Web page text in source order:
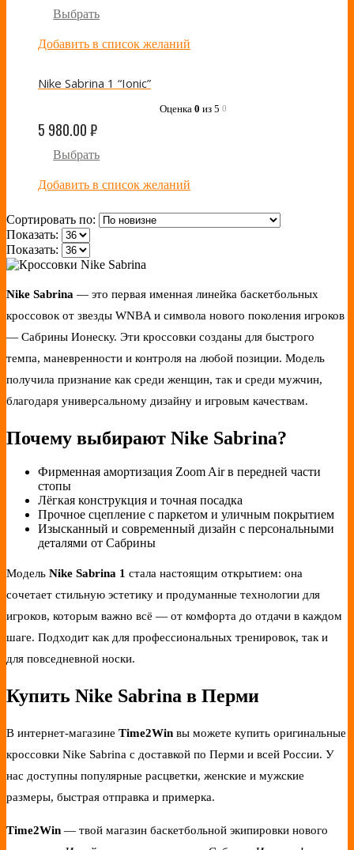
Выбрать
Добавить в список желаний
Nike Sabrina 1 “Ionic”
Оценка 0 из 5 0
5 980.00₽
Выбрать
Добавить в список желаний
Сортировать по:
Показать:
Показать:
Nike Sabrina — это первая именная линейка баскетбольных
кроссовок от звезды WNBA и символа нового поколения игроков
— Сабрины Ионеску. Эти кроссовки созданы для быстрого
темпа, маневренности и контроля на любой позиции. Модель
получила признание как среди женщин, так и среди мужчин,
благодаря универсальному дизайну и игровым качествам.
Почему выбирают Nike Sabrina?
Фирменная амортизация Zoom Air в передней части
стопы
Лёгкая конструкция и точная посадка
Прочное сцепление с паркетом и уличным покрытием
Изысканный и современный дизайн с персональными
деталями от Сабрины
Модель Nike Sabrina 1 стала настоящим открытием: она
сочетает стильную эстетику и продуманные технологии для
игроков, которым важно всё — от комфорта до отдачи в каждом
шаге. Подходит как для профессиональных тренировок, так и
для повседневной носки.
Купить Nike Sabrina в Перми
В интернет-магазине Time2Win вы можете купить оригинальные
кроссовки Nike Sabrina с доставкой по Перми и всей России. У
нас доступны популярные расцветки, женские и мужские
размеры, быстрая отправка и примерка.
Time2Win — твой магазин баскетбольной экипировки нового